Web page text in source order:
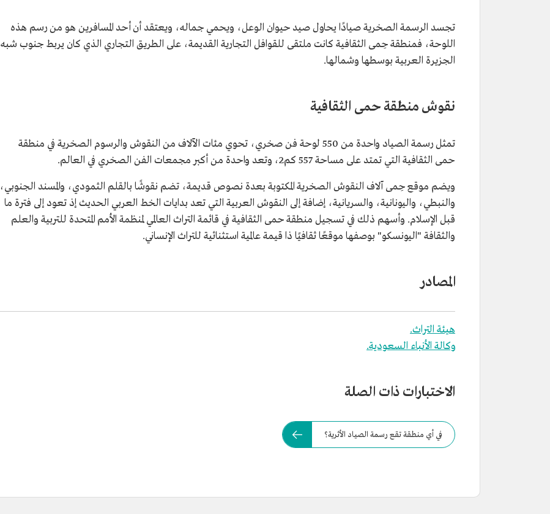
تجسد الرسمة الصخرية صيادًا يحاول صيد حيوان الوعل، ويحمي جماله، ويعتقد أن أحد المسافرين هو من رسم هذه
اللوحة، فمنطقة حِمى الثقافية كانت ملتقى للقوافل التجارية القديمة، على الطريق التجاري الذي كان يربط جنوب شبه
الجزيرة العربية بوسطها وشمالها.
نقوش منطقة حمى الثقافية
تمثل رسمة الصياد واحدة من 550 لوحة فن صخري، تحوي مئات الآلاف من النقوش والرسوم الصخرية في منطقة
حمى الثقافية التي تمتد على مساحة 557 كم2، وتعد واحدة من أكبر مجمعات الفن الصخري في العالم.
ويضم موقع حِمى آلاف النقوش الصخرية المكتوبة بعدة نصوص قديمة، تضم نقوشًا بالقلم الثمودي، والمسند الجنوبي،
والنبطي، واليونانية، والسريانية، إضافة إلى النقوش العربية التي تعد بدايات الخط العربي الحديث إذ تعود إلى فترة ما
قبل الإسلام. وأسهم ذلك في تسجيل منطقة حمى الثقافية في قائمة التراث العالمي لمنظمة الأمم المتحدة للتربية والعلم
والثقافة "اليونسكو" بوصفها موقعًا ثقافيًا ذا قيمة عالمية استثنائية للتراث الإنساني.
المصادر
هيئة التراث.
وكالة الأنباء السعودية.
الاختبارات ذات الصلة
في أي منطقة تقع رسمة الصياد الأثرية؟